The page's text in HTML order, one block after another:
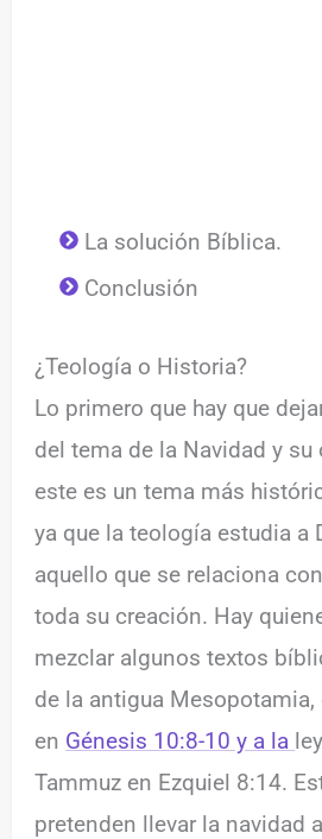
La solución Bíblica.
Conclusión
¿Teología o Historia?
Lo primero que hay que
del tema de la Navidad y su
este es un tema más
ya que la teología estudia a
aquello que se relaciona
toda su creación. Hay
mezclar algunos textos
de la antigua
en Génesis 10:8-10 y a la
Tammuz en Ezquiel 8:14.
pretenden llevar la navidad